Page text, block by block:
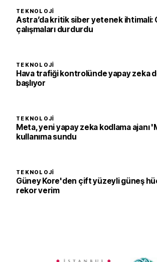
TEKNOLOJI
Astra’da kritik siber yetenek ihtimali:
çalışmaları durdurdu
TEKNOLOJI
Hava trafiği kontrolünde yapay zeka
başlıyor
TEKNOLOJI
Meta, yeni yapay zeka kodlama ajanı
kullanıma sundu
TEKNOLOJI
Güney Kore'den çift yüzeyli güneş
rekor verim